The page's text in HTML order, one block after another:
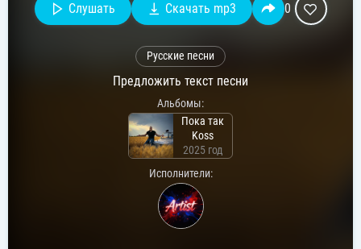
Слушать Скачать mp3 0
Русские песни
Предложить текст песни
Альбомы:
Пока так
Koss
2025 год
Исполнители: